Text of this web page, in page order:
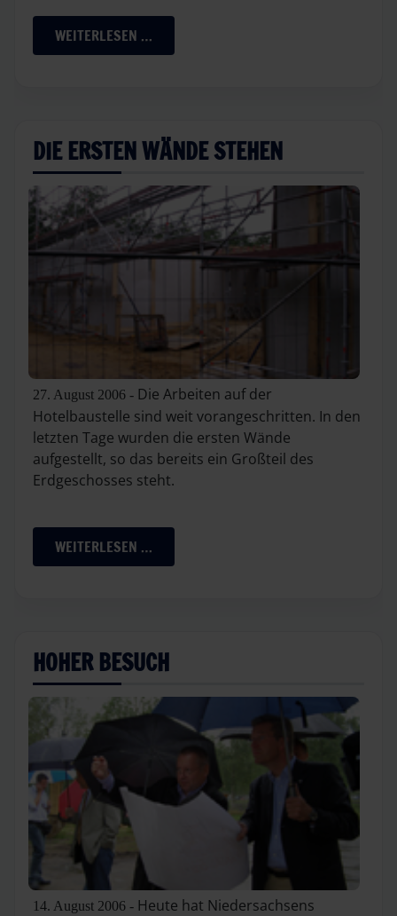
WEITERLESEN …
DIE ERSTEN WÄNDE STEHEN
27. August 2006 - Die Arbeiten auf der
Hotelbaustelle sind weit vorangeschritten. In den
letzten Tage wurden die ersten Wände
aufgestellt, so das bereits ein Großteil des
Erdgeschosses steht.
WEITERLESEN …
HOHER BESUCH
14. August 2006 - Heute hat Niedersachsens